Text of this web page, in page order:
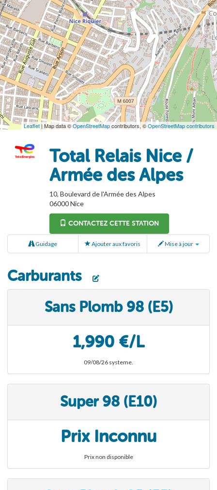
Leaflet| Map data ©OpenStreetMapcontributors, ©OpenStreetMap contributors
Total Relais Nice /
Armée des Alpes
10, Boulevard de l'Armée des Alpes
06000Nice
CONTACTEZ CETTE STATION
Guidage Ajouter aux favoris Mise à jour
Carburants
Sans Plomb 98 (E5)
1,990 €/L
09/08/26 systeme.
Super 98 (E10)
Prix Inconnu
Prix non disponible